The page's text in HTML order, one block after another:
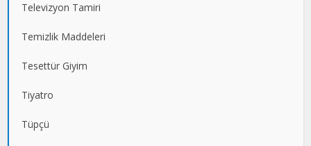
Televizyon Tamiri
Temizlik Maddeleri
Tesettür Giyim
Tiyatro
Tüpçü